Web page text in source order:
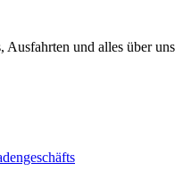
und alles über uns